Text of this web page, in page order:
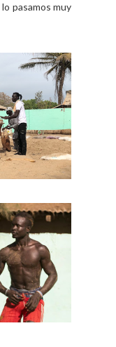
pasamos muy